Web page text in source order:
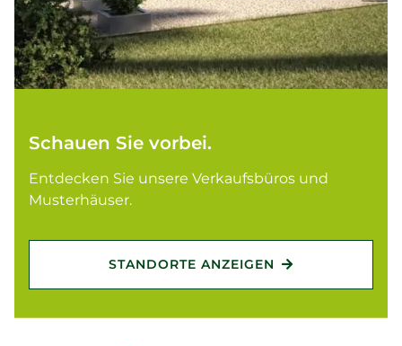
Schauen Sie vorbei.
Entdecken Sie unsere Verkaufsbüros und
Musterhäuser.
STANDORTE ANZEIGEN